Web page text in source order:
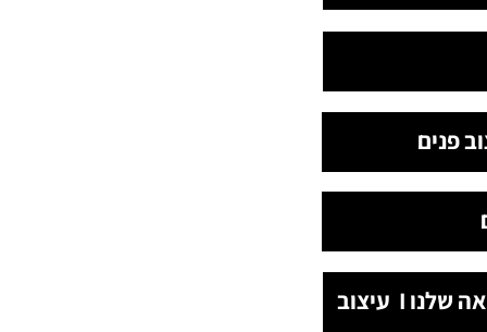
פנים
נרחיב את הידע לגבי מושגים חדשים נוספים שיתמכו בערוצי ההשראה שלנו I עיצוב